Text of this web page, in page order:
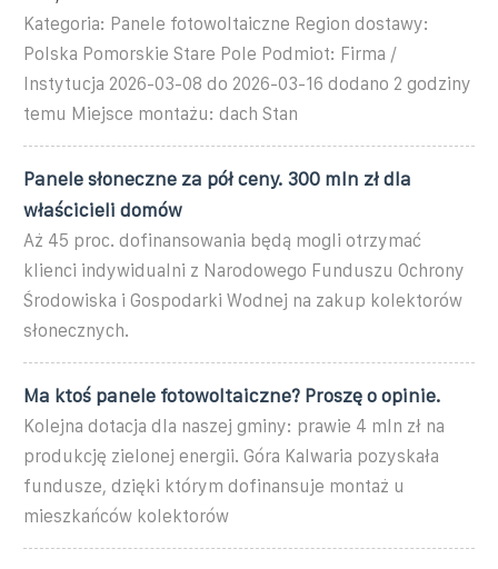
Kategoria: Panele fotowoltaiczne Region dostawy:
Polska Pomorskie Stare Pole Podmiot: Firma /
Instytucja 2026-03-08 do 2026-03-16 dodano 2 godziny
temu Miejsce montażu: dach Stan
Panele słoneczne za pół ceny. 300 mln zł dla
właścicieli domów
Aż 45 proc. dofinansowania będą mogli otrzymać
klienci indywidualni z Narodowego Funduszu Ochrony
Środowiska i Gospodarki Wodnej na zakup kolektorów
słonecznych.
Ma ktoś panele fotowoltaiczne? Proszę o opinie.
Kolejna dotacja dla naszej gminy: prawie 4 mln zł na
produkcję zielonej energii. Góra Kalwaria pozyskała
fundusze, dzięki którym dofinansuje montaż u
mieszkańców kolektorów